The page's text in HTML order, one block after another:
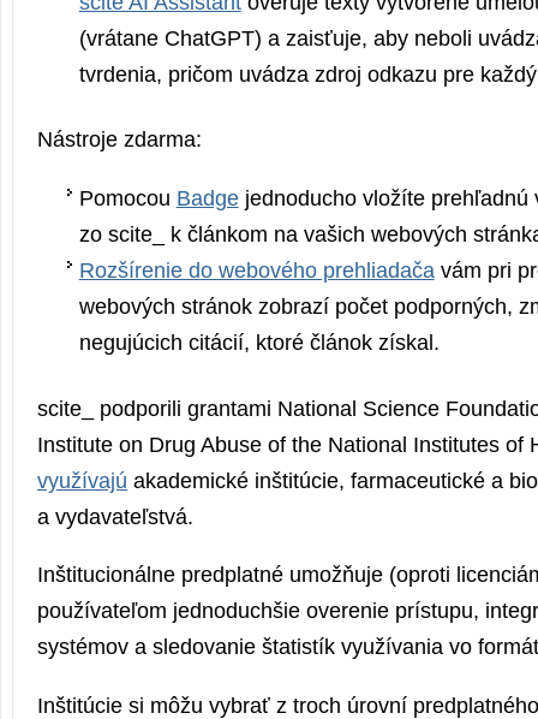
(vrátane ChatGPT) a zaisťuje, aby neboli
tvrdenia, pričom uvádza zdroj odkazu pre
Nástroje zdarma:
Pomocou Badgejednoducho vložíte prehľadnú
zo scite_ k článkom na vašich webových
Rozšírenie do webového prehliadača vám pri
webových stránok zobrazí počet podporných,
negujúcich citácií, ktoré článok získal.
scite_ podporili grantami National Science
Institute on Drug Abuse of the National Institutes of
využívajú akademické inštitúcie, farmaceutické a
a vydavateľstvá.
Inštitucionálne predplatné umožňuje (oproti
používateľom jednoduchšie overenie prístupu,
systémov a sledovanie štatistík využívania vo
Inštitúcie si môžu vybrať z troch úrovní